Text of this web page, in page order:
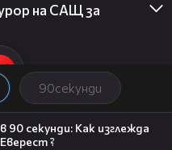
90секунди
на САЩ за
90 секунди: Как изглежда
?